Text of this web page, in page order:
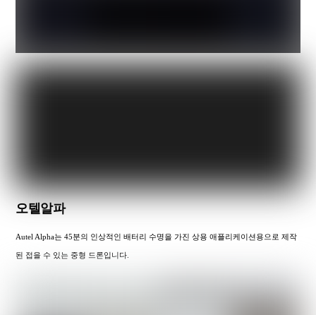
오텔알파
Autel Alpha는 45분의 인상적인 배터리 수명을 가진 상용 애플리케이션용으로 제작
된 접을 수 있는 중형 드론입니다.